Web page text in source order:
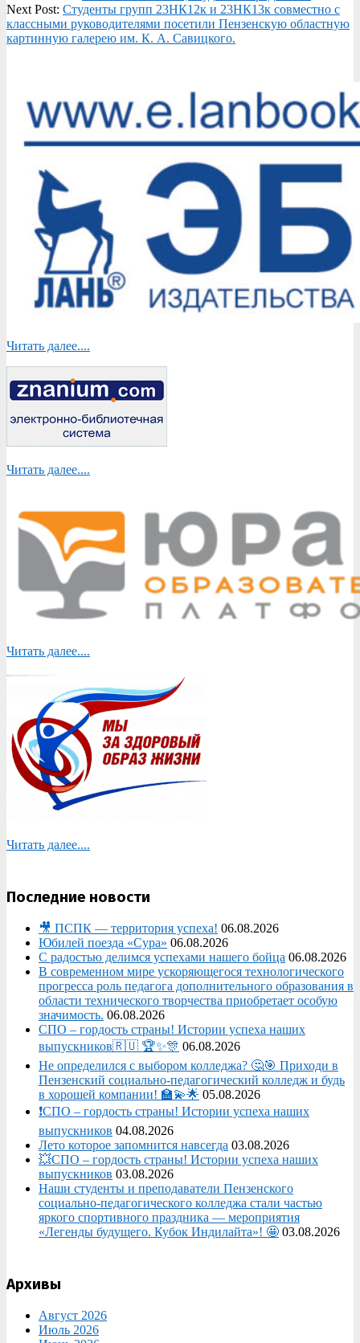
09-
02
Next Post: Студенты групп 23НК12к и 23НК13к совместно с
классными руководителями посетили Пензенскую областную
картинную галерею им. К. А. Савицкого.
Читать далее....
Читать далее....
Читать далее....
Читать далее....
Последние новости
🎥 ПСПК — территория успеха! 06.08.2026
Юбилей поезда «Сура» 06.08.2026
С радостью делимся успехами нашего бойца 06.08.2026
В современном мире ускоряющегося технологического
прогресса роль педагога дополнительного образования в
области технического творчества приобретает особую
значимость. 06.08.2026
СПО – гордость страны! Истории успеха наших
выпускников🇷🇺 🏆✨🎊 06.08.2026
Не определился с выбором колледжа? 🤔🎯 Приходи в
Пензенский социально-педагогический колледж и будь
в хорошей компании! 🏫💫🌟 05.08.2026
❗СПО – гордость страны! Истории успеха наших
выпускников 04.08.2026
Лето которое запомнится навсегда 03.08.2026
💥СПО – гордость страны! Истории успеха наших
выпускников 03.08.2026
Наши студенты и преподаватели Пензенского
социально‑педагогического колледжа стали частью
яркого спортивного праздника — мероприятия
«Легенды будущего. Кубок Индилайта»! 🤩 03.08.2026
Архивы
Август 2026
Июль 2026